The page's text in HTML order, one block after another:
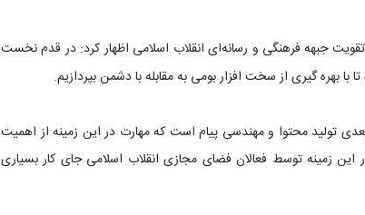
جبهه فرهنگی و رسانه‌ای انقلاب اسلامی اظهار کرد: در قدم نخست
با بهره گیری از سخت افزار بومی به مقابله با دشمن بپردازیم.
تولید محتوا و مهندسی پیام است که مهارت در این زمینه از اهمیت
این زمینه توسط فعالان فضای مجازی انقلاب اسلامی جای کار بسیاری